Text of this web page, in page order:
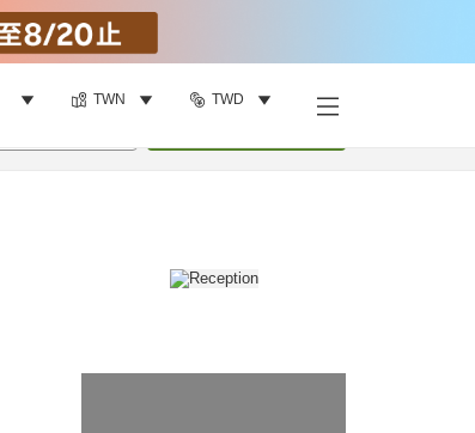
TWN TWD